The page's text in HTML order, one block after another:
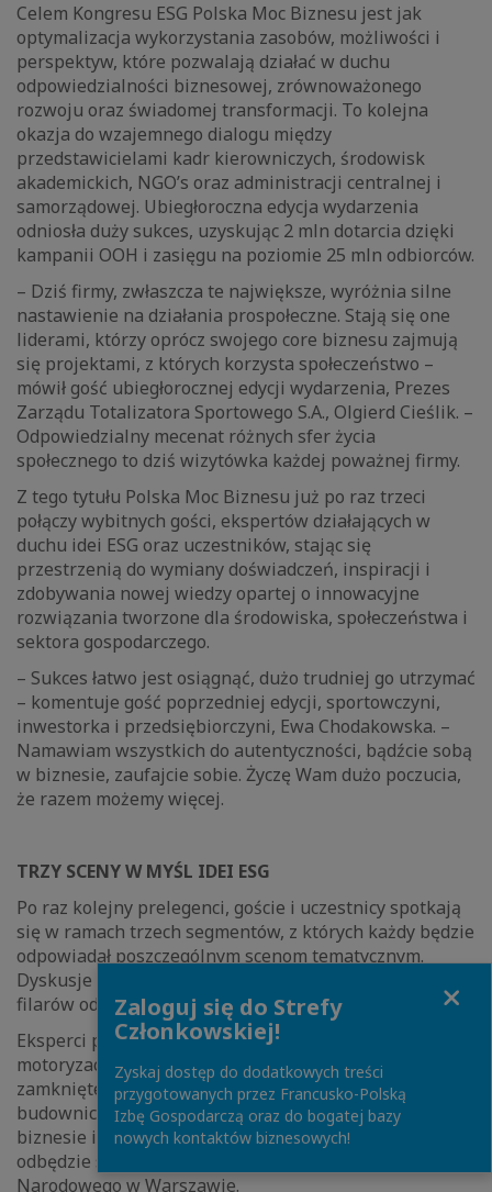
Celem Kongresu ESG Polska Moc Biznesu jest jak
optymalizacja wykorzystania zasobów, możliwości i
perspektyw, które pozwalają działać w duchu
odpowiedzialności biznesowej, zrównoważonego
rozwoju oraz świadomej transformacji. To kolejna
okazja do wzajemnego dialogu między
przedstawicielami kadr kierowniczych, środowisk
akademickich, NGO’s oraz administracji centralnej i
samorządowej. Ubiegłoroczna edycja wydarzenia
odniosła duży sukces, uzyskując 2 mln dotarcia dzięki
kampanii OOH i zasięgu na poziomie 25 mln odbiorców.
– Dziś firmy, zwłaszcza te największe, wyróżnia silne
nastawienie na działania prospołeczne. Stają się one
liderami, którzy oprócz swojego core biznesu zajmują
się projektami, z których korzysta społeczeństwo –
mówił gość ubiegłorocznej edycji wydarzenia, Prezes
Zarządu Totalizatora Sportowego S.A., Olgierd Cieślik. –
Odpowiedzialny mecenat różnych sfer życia
społecznego to dziś wizytówka każdej poważnej firmy.
Z tego tytułu Polska Moc Biznesu już po raz trzeci
połączy wybitnych gości, ekspertów działających w
duchu idei ESG oraz uczestników, stając się
przestrzenią do wymiany doświadczeń, inspiracji i
zdobywania nowej wiedzy opartej o innowacyjne
rozwiązania tworzone dla środowiska, społeczeństwa i
sektora gospodarczego.
– Sukces łatwo jest osiągnąć, dużo trudniej go utrzymać
– komentuje gość poprzedniej edycji, sportowczyni,
inwestorka i przedsiębiorczyni, Ewa Chodakowska. –
Namawiam wszystkich do autentyczności, bądźcie sobą
w biznesie, zaufajcie sobie. Życzę Wam dużo poczucia,
że razem możemy więcej.
TRZY SCENY W MYŚL IDEI ESG
Po raz kolejny prelegenci, goście i uczestnicy spotkają
się w ramach trzech segmentów, z których każdy będzie
odpowiadał poszczególnym scenom tematycznym.
Dyskusje i spotkania będą toczyć się w obrębie trzech
filarów odnoszących się do idei ESG.
Eksperci poruszą tematykę związaną m.in. z redefinicją
motoryzacji, energetyką, gospodarką obiegu
zamkniętego, work-life balance, zrównoważonym
budownictwem czy rolą sztucznej inteligencji w
biznesie i codziennym życiu. III Edycja Kongresu ESG
odbędzie się w innowacyjnej przestrzeni PGE
Narodowego w Warszawie.
Zaloguj się do Strefy
Członkowskiej!
Zyskaj dostęp do dodatkowych treści
przygotowanych przez Francusko-Polską
Izbę Gospodarczą oraz do bogatej bazy
nowych kontaktów biznesowych!